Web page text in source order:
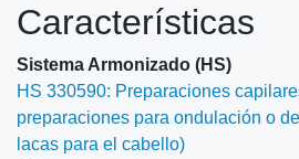
Características
Sistema Armonizado (HS)
HS 330590: Preparaciones
preparaciones para ondulación o
lacas para el cabello)